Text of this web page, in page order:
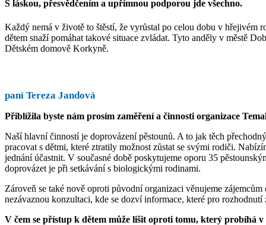
S láskou, přesvědčením a upřímnou podporou jde všechno.
Každý nemá v životě to štěstí, že vyrůstal po celou dobu v hřejivém
dětem snaží pomáhat takové situace zvládat. Tyto anděly v městě
Dětském domově Korkyně.
paní Tereza Jandová
Přiblížila byste nám prosím zaměření a činnosti organizace
Naší hlavní činností je doprovázení pěstounů. A to jak těch
pracovat s dětmi, které ztratily možnost zůstat se svými rodiči.
jednání účastnit. V současné době poskytujeme oporu 35
doprovázet je při setkávání s biologickými rodinami.
Zároveň se také nově oproti původní organizaci věnujeme
nezávaznou konzultaci, kde se dozví informace, které pro
V čem se přístup k dětem může lišit oproti tomu, který probíhá